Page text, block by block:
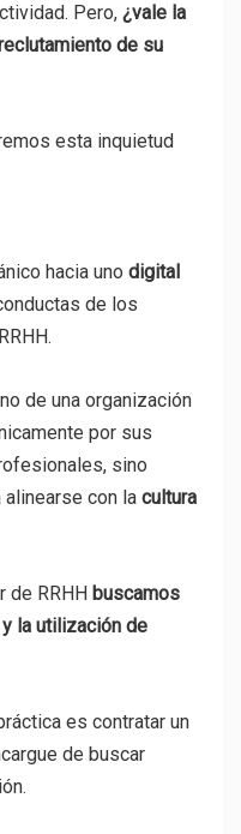
Pero, ¿vale la
de su
esta inquietud
hacia uno digital
de los
de una organización
por sus
sino
con la cultura
RRHH buscamos
la utilización de
es contratar un
de buscar